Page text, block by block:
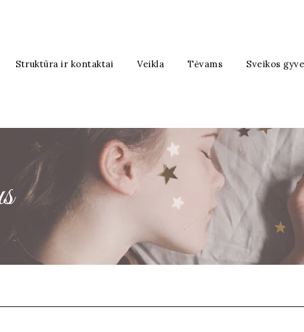
Struktūra ir kontaktai Veikla Tėvams Sveikos